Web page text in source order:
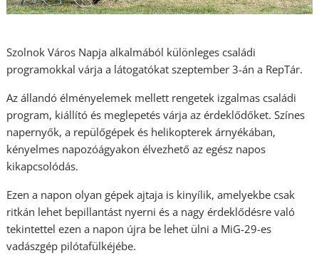
Szolnok Város Napja alkalmából különleges családi
programokkal várja a látogatókat szeptember 3-án a RepTár.
Az állandó élményelemek mellett rengetek izgalmas családi
program, kiállító és meglepetés várja az érdeklődőket. Színes
napernyők, a repülőgépek és helikopterek árnyékában,
kényelmes napozóágyakon élvezhető az egész napos
kikapcsolódás.
Ezen a napon olyan gépek ajtaja is kinyílik, amelyekbe csak
ritkán lehet bepillantást nyerni és a nagy érdeklődésre való
tekintettel ezen a napon újra be lehet ülni a MiG-29-es
vadászgép pilótafülkéjébe.